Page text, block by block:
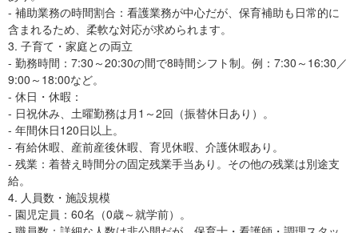
- 補助業務の時間割合：看護業務が中心だが、保育補助も日常的に
含まれるため、柔軟な対応が求められます。
3. 子育て・家庭との両立
- 勤務時間：7:30～20:30の間で8時間シフト制。例：7:30～16:30／
9:00～18:00など。
- 休日・休暇：
- 日祝休み、土曜勤務は月1～2回（振替休日あり）。
- 年間休日120日以上。
- 有給休暇、産前産後休暇、育児休暇、介護休暇あり。
- 残業：着替え時間分の固定残業手当あり。その他の残業は別途支
給。
4. 人員数・施設規模
- 園児定員：60名（0歳～就学前）。